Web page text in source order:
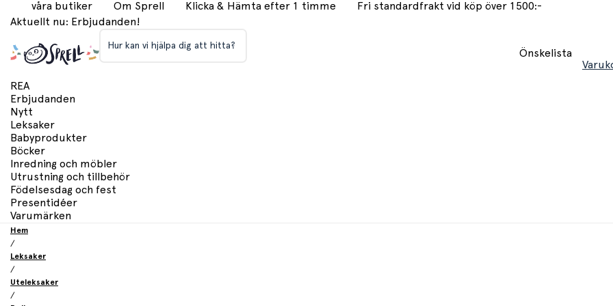
våra butiker Om Sprell Klicka & Hämta efter 1 timme
Fri standardfrakt vid köp över 1500:-
Aktuellt nu: Erbjudanden!
Hur kan vi hjälpa dig att hitta?
Önskelista
REA
Erbjudanden
Nytt
Leksaker
Babyprodukter
Böcker
Inredning och möbler
Utrustning och tillbehör
Födelsesdag och fest
Presentidéer
Varumärken
Hem
/
Leksaker
/
Uteleksaker
/